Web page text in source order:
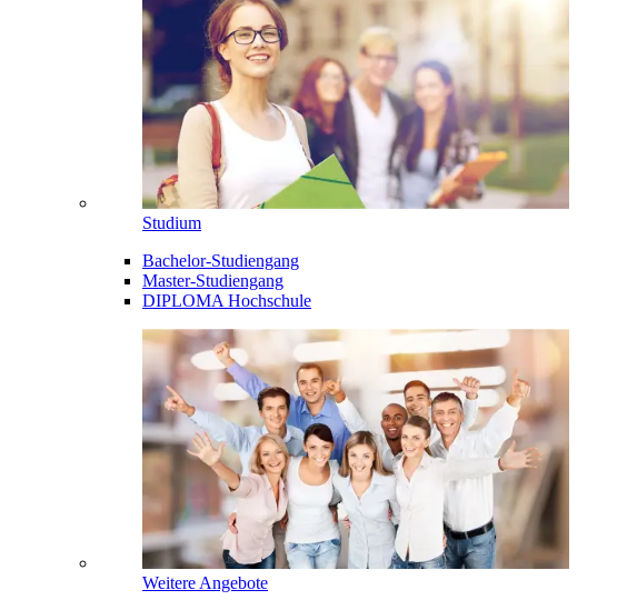
Studium
Bachelor-Studiengang
Master-Studiengang
DIPLOMA Hochschule
Weitere Angebote